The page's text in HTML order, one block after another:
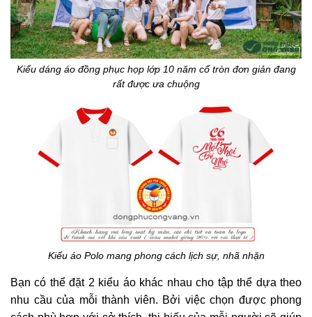
Kiểu dáng áo đồng phục họp lớp 10 năm cổ tròn đơn giản đang
rất được ưa chuộng
Kiểu áo Polo mang phong cách lịch sự, nhã nhặn
Bạn có thể đặt 2 kiểu áo khác nhau cho tập thể dựa theo
nhu cầu của mỗi thành viên. Bởi việc chọn được phong